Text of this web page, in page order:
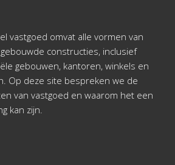
vastgoed omvat alle vormen van
constructies, inclusief
gebouwen, kantoren, winkels en
Op deze site bespreken we de
van vastgoed en waarom het een
kan zijn.